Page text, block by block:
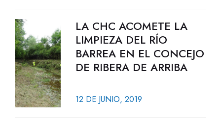
LA CHC ACOMETE LA
LIMPIEZA DEL RÍO
BARREA EN EL CONCEJO
DE RIBERA DE ARRIBA
12 DE JUNIO, 2019